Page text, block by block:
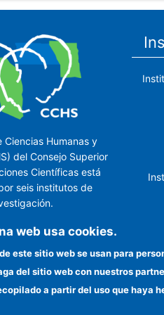
Ciencias Humanas y
del Consejo Superior
Científicas está
seis institutos de
web usa cookies.
este sitio web se usan para
del sitio web con nuestros
a partir del uso que haya